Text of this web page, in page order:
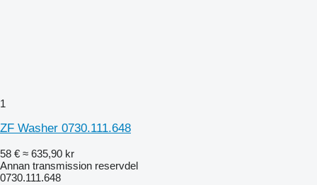
1
ZF Washer 0730.111.648
58 € ≈ 635,90 kr
Annan transmission reservdel
0730.111.648